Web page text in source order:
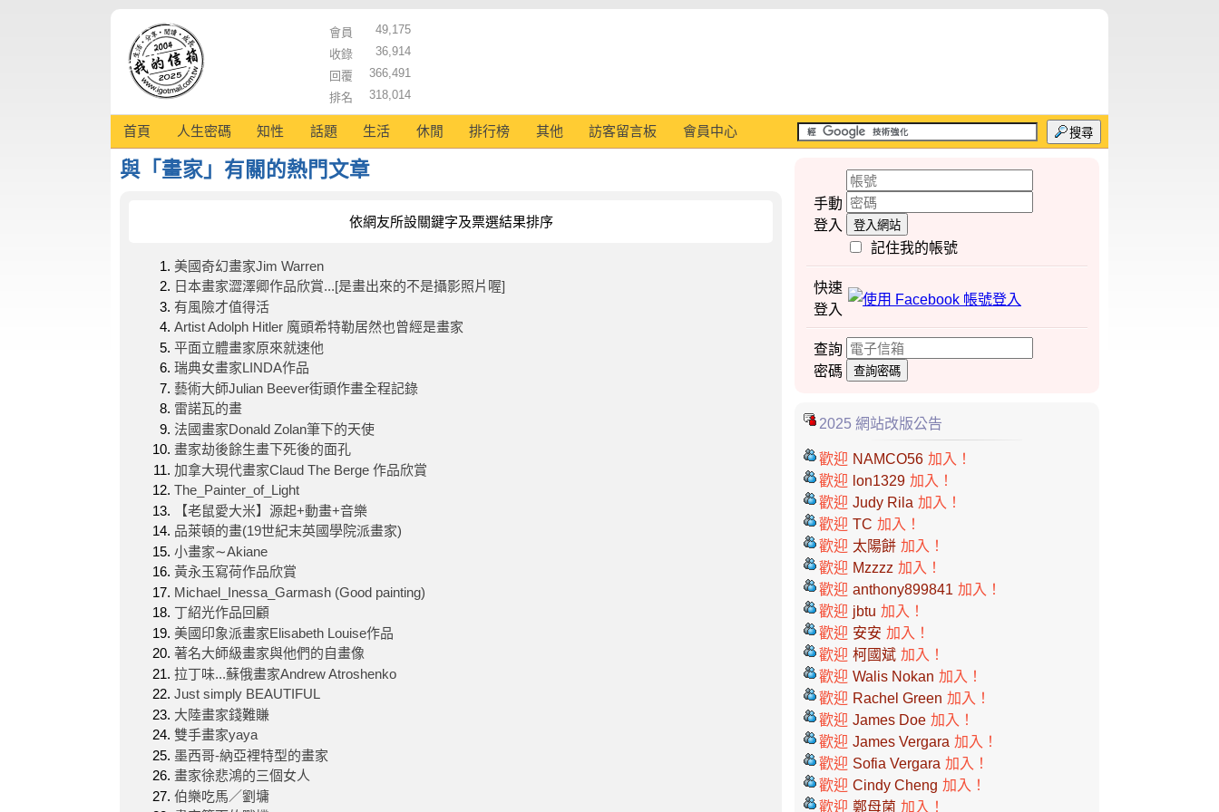
會員
49,175
收錄
36,914
回覆
366,491
排名
318,014
首頁 人生密碼 知性 話題 生活 休閒 排行榜 其他 訪客留言板 會員中心 搜尋
與「畫家」有關的熱門文章
依網友所設關鍵字及票選結果排序
美國奇幻畫家Jim Warren
日本畫家澀澤卿作品欣賞...[是畫出來的不是攝影照片喔]
有風險才值得活
Artist Adolph Hitler 魔頭希特勒居然也曾經是畫家
平面立體畫家原來就速他
瑞典女畫家LINDA作品
藝術大師Julian Beever街頭作畫全程記錄
雷諾瓦的畫
法國畫家Donald Zolan筆下的天使
畫家劫後餘生畫下死後的面孔
加拿大現代畫家Claud The Berge 作品欣賞
The_Painter_of_Light
【老鼠愛大米】源起+動畫+音樂
品萊頓的畫(19世紀末英國學院派畫家)
小畫家∼Akiane
黃永玉寫荷作品欣賞
Michael_Inessa_Garmash (Good painting)
丁紹光作品回顧
美國印象派畫家Elisabeth Louise作品
著名大師級畫家與他們的自畫像
拉丁味...蘇俄畫家Andrew Atroshenko
Just simply BEAUTIFUL
大陸畫家錢難賺
雙手畫家yaya
墨西哥-納亞裡特型的畫家
畫家徐悲鴻的三個女人
伯樂吃馬／劉墉
手動
登入
登入網站
記住我的帳號
快速
登入
查詢
密碼
查詢密碼
2025 網站改版公告
歡迎 NAMCO56 加入！
歡迎 lon1329 加入！
歡迎 Judy Rila 加入！
歡迎 TC 加入！
歡迎 太陽餅 加入！
歡迎 Mzzzz 加入！
歡迎 anthony899841 加入！
歡迎 jbtu 加入！
歡迎 安安 加入！
歡迎 柯國斌 加入！
歡迎 Walis Nokan 加入！
歡迎 Rachel Green 加入！
歡迎 James Doe 加入！
歡迎 James Vergara 加入！
歡迎 Sofia Vergara 加入！
歡迎 Cindy Cheng 加入！
歡迎 鄭母菌 加入！